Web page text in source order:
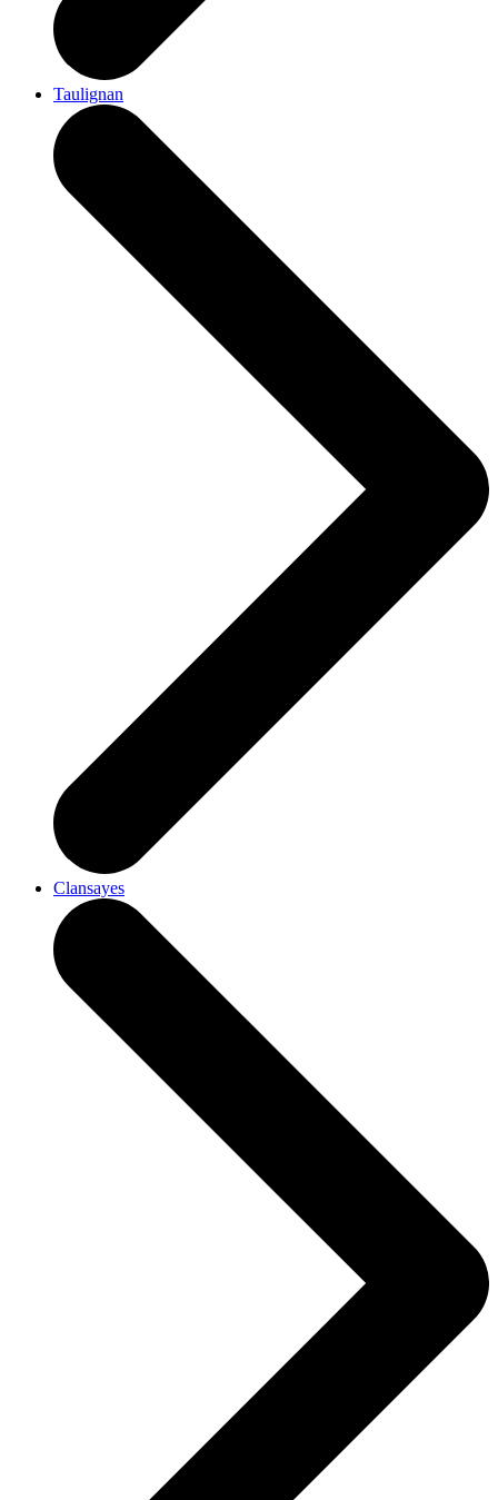
Taulignan
Clansayes